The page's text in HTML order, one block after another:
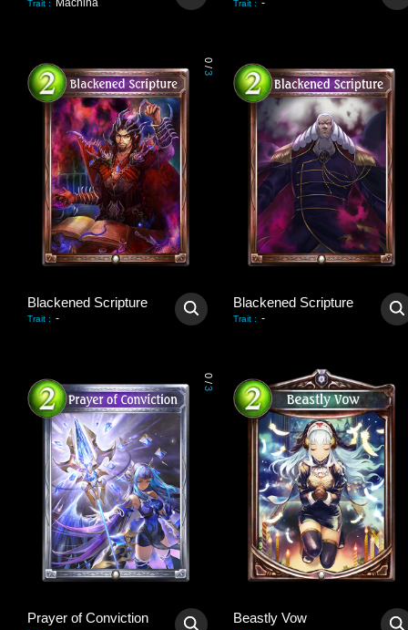
Trait : Machina Trait : -
0
/
3
Blackened Scripture
Trait : -
Blackened Scripture
Trait : -
0
/
3
Prayer of Conviction Beastly Vow